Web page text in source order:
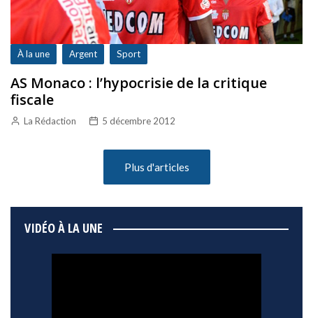
À la une Argent Sport
AS Monaco : l’hypocrisie de la critique
fiscale
La Rédaction 5 décembre 2012
Plus d'articles
VIDÉO À LA UNE